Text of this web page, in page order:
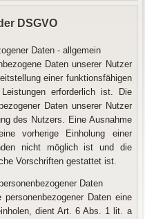
DSGVO
Daten - allgemein
Daten unserer Nutzer
einer funktionsfähigen
erforderlich ist. Die
Daten unserer Nutzer
des Nutzers. Eine Ausnahme
vorherige Einholung einer
nicht möglich ist und die
Vorschriften gestattet ist.
Daten
Daten eine
dient Art. 6 Abs. 1 lit. a